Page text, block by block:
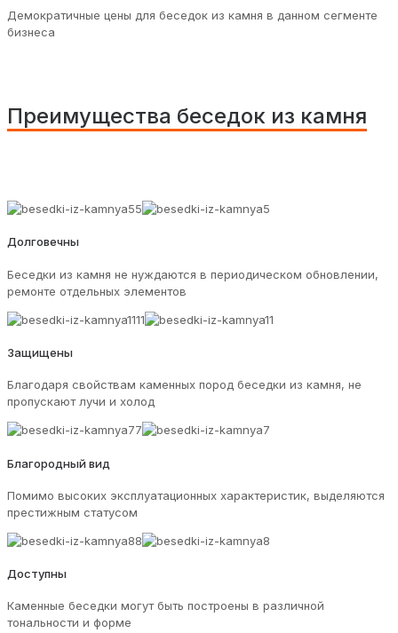
Демократичные цены для беседок из камня в данном сегменте
бизнеса
Преимущества беседок из камня
Долговечны
Беседки из камня не нуждаются в периодическом обновлении,
ремонте отдельных элементов
Защищены
Благодаря свойствам каменных пород беседки из камня, не
пропускают лучи и холод
Благородный вид
Помимо высоких эксплуатационных характеристик, выделяются
престижным статусом
Доступны
Каменные беседки могут быть построены в различной
тональности и форме